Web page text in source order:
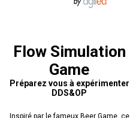
Flow Simulation
Game
Préparez vous à expérimenter
DDS&OP
Inspiré par le fameux Beer Game, ce